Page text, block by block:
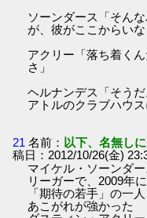
ソーンダース「そん
が、彼がここからい
アクリー「落ち着く
さ」
ヘルナンデス「そう
アトルのクラブハウス
21 名前： 以下、名無し
稿日：2012/10/26(金)
マイケル・ソーンダ
リーガーで、2009年
「期待の若手」の一
あこがれが強かった